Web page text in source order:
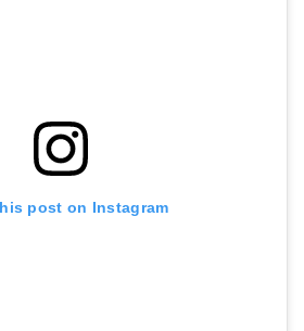
post on Instagram